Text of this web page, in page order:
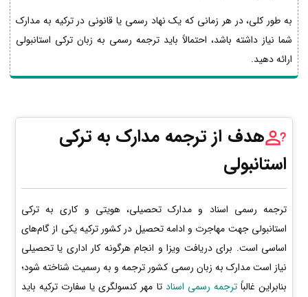
به طور کلی، در هر زمانی که یک نهاد رسمی یا قانونی در ترکیه به مدارک
شما نیاز داشته باشد، احتمالاً باید ترجمه رسمی به زبان ترکی استانبولی
ارائه دهید.
هدف از ترجمه مدارک به ترکی
استانبولی
ترجمه رسمی اسناد و مدارک تحصیلی، هویتی و کاری به ترکی
استانبولی جهت مهاجرت و ادامه تحصیل در کشور ترکیه یکی از گام‌های
اساسی است. برای دریافت ویزا و انجام هرگونه کار اداری یا تحصیلی
نیاز است مدارک به زبان رسمی کشور ترجمه و به رسمیت شناخته شود؛
بنابراین غالباًترجمه رسمی اسناد تا مهر کنسولگری یا سفارت ترکیه باید